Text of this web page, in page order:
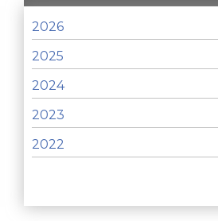
2026
2025
2024
2023
2022